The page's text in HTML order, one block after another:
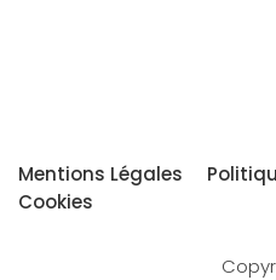
Mentions Légales
Cookies